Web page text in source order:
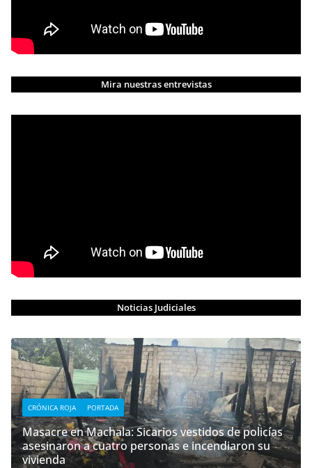
Mira nuestras entrevistas
Noticias Judiciales
CRÓNICA ROJA PORTADA
Masacre en Machala: Sicarios vestidos de policías
asesinaron a cuatro personas e incendiaron su
vivienda